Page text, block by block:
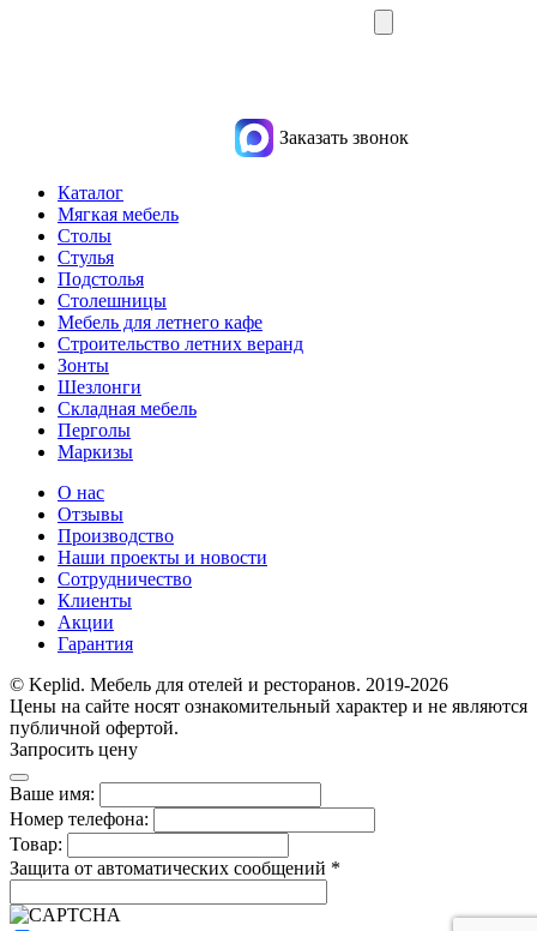
Заказать звонок
Каталог
Мягкая мебель
Столы
Стулья
Подстолья
Столешницы
Мебель для летнего кафе
Строительство летних веранд
Зонты
Шезлонги
Складная мебель
Перголы
Маркизы
О нас
Отзывы
Производство
Наши проекты и новости
Сотрудничество
Клиенты
Акции
Гарантия
© Keplid. Мебель для отелей и ресторанов. 2019-2026
Цены на сайте носят ознакомительный характер и не являются
публичной офертой.
Запросить цену
Ваше имя:
Номер телефона:
Товар:
Защита от автоматических сообщений *